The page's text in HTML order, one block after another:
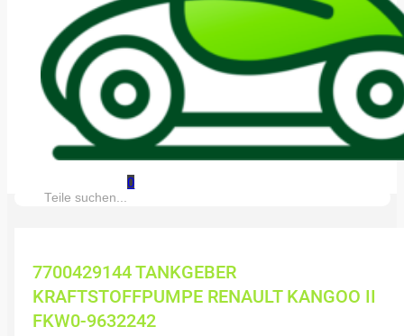
0
Suche:
7700429144 TANKGEBER
KRAFTSTOFFPUMPE RENAULT KANGOO II
FKW0-9632242